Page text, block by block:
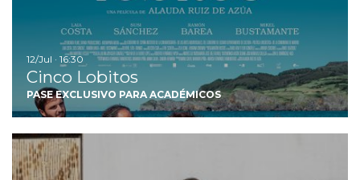
12/Jul · 16:30
Cinco Lobitos
PASE EXCLUSIVO PARA ACADÉMICOS